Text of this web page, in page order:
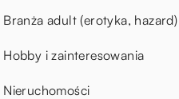
Branża adult (erotyka, hazard)
Hobby i zainteresowania
Nieruchomości